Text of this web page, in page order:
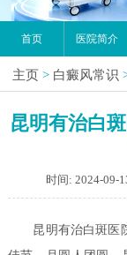
首页 医院简介
主页 > 白癜风常识
昆明有治白
时间: 2024-09-
昆明有治白斑医院